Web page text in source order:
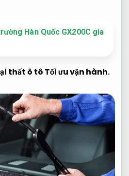
Hàn Quốc GX200C gia
thất ô tô Tối ưu vận hành.